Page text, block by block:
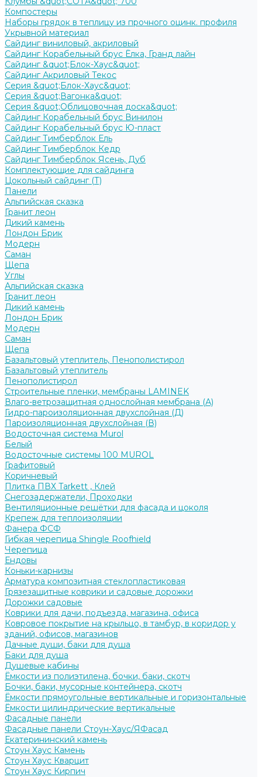
Компостеры
Наборы грядок в теплицу из прочного оцинк. профиля
Укрывной материал
Сайдинг виниловый, акриловый
Сайдинг Корабельный брус Ёлка, Гранд лайн
Сайдинг &quot;Блок-Хаус&quot;
Сайдинг Акриловый Текос
Серия &quot;Блок-Хаус&quot;
Серия &quot;Вагонка&quot;
Серия &quot;Облицовочная доска&quot;
Сайдинг Корабельный брус Винилон
Сайдинг Корабельный брус Ю-пласт
Сайдинг Тимберблок Ель
Сайдинг Тимберблок Кедр
Сайдинг Тимберблок Ясень, Дуб
Комплектующие для сайдинга
Цокольный сайдинг (Т)
Панели
Альпийская сказка
Гранит леон
Дикий камень
Лондон Брик
Модерн
Саман
Щепа
Углы
Альпийская сказка
Гранит леон
Дикий камень
Лондон Брик
Модерн
Саман
Щепа
Базальтовый утеплитель, Пенополистирол
Базальтовый утеплитель
Пенополистирол
Строительные пленки, мембраны LAMINEK
Влаго-ветрозащитная однослойная мембрана (А)
Гидро-пароизоляционная двухслойная (Д)
Пароизоляционная двухслойная (В)
Водосточная система Murol
Белый
Водосточные системы 100 MUROL
Графитовый
Коричневый
Плитка ПВХ Tarkett , Клей
Снегозадержатели, Проходки
Вентиляционные решётки для фасада и цоколя
Крепеж для теплоизоляции
Фанера ФСФ
Гибкая черепица Shingle Roofhield
Черепица
Ендовы
Коньки-карнизы
Арматура композитная стеклопластиковая
Грязезащитные коврики и садовые дорожки
Дорожки садовые
Коврики для дачи, подъезда, магазина, офиса
Ковровое покрытие на крыльцо, в тамбур, в коридор у
зданий, офисов, магазинов
Дачные души, баки для душа
Баки для душа
Душевые кабины
Ёмкости из полиэтилена, бочки, баки, скотч
Бочки, баки, мусорные контейнера, скотч
Ёмкости прямоугольные вертикальные и горизонтальные
Ёмкости цилиндрические вертикальные
Фасадные панели
Фасадные панели Стоун-Хаус/ЯФасад
Екатерининский камень
Стоун Хаус Камень
Стоун Хаус Кварцит
Стоун Хаус Кирпич